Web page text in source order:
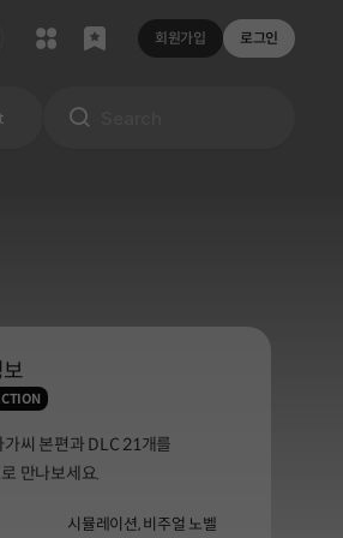
회원가입 로그인
가씨 본편과 DLC 21개를
만나보세요.
시뮬레이션,비주얼 노벨